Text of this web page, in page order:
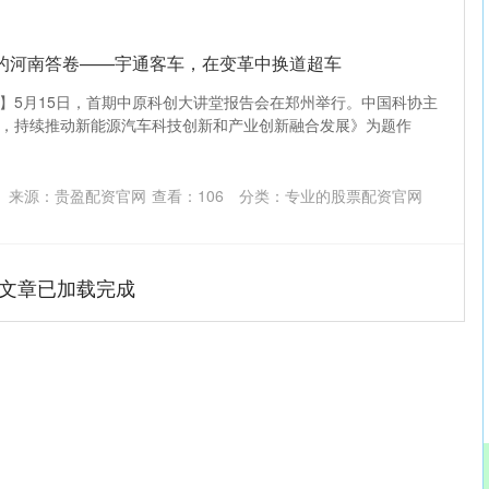
河南答卷——宇通客车，在变革中换道超车
5月15日，首期中原科创大讲堂报告会在郑州举行。中国科协主
持续推动新能源汽车科技创新和产业创新融合发展》为题作
来源：贵盈配资官网 查看： 106 分类： 专业的股票配资官网
章已加载完成